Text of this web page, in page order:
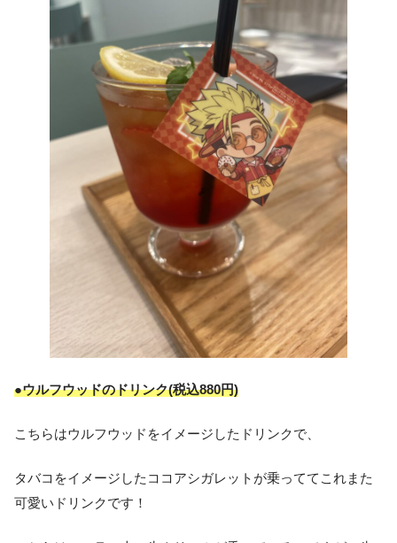
●ウルフウッドのドリンク(税込880円)
こちらはウルフウッドをイメージしたドリンクで、
タバコをイメージしたココアシガレットが乗っててこれまた
可愛いドリンクです！